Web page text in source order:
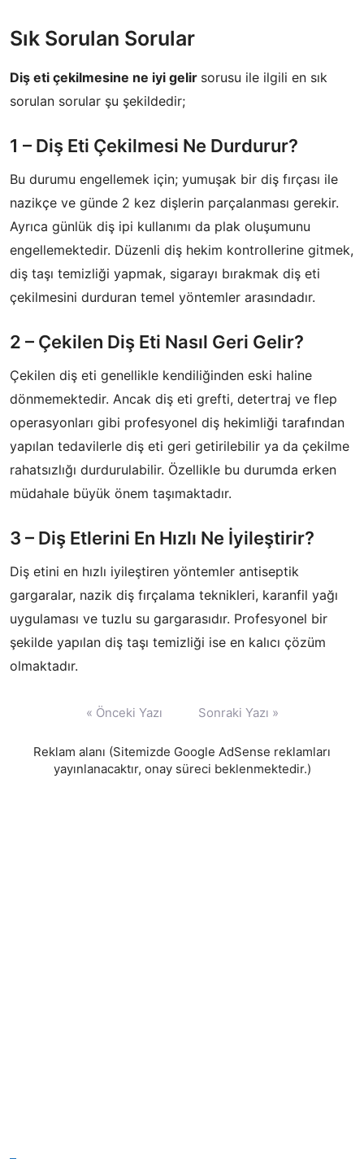
Sık Sorulan Sorular
Diş eti çekilmesine ne iyi gelir sorusu ile ilgili en sık
sorulan sorular şu şekildedir;
1 – Diş Eti Çekilmesi Ne Durdurur?
Bu durumu engellemek için; yumuşak bir diş fırçası ile
nazikçe ve günde 2 kez dişlerin parçalanması gerekir.
Ayrıca günlük diş ipi kullanımı da plak oluşumunu
engellemektedir. Düzenli diş hekim kontrollerine gitmek,
diş taşı temizliği yapmak, sigarayı bırakmak diş eti
çekilmesini durduran temel yöntemler arasındadır.
2 – Çekilen Diş Eti Nasıl Geri Gelir?
Çekilen diş eti genellikle kendiliğinden eski haline
dönmemektedir. Ancak diş eti grefti, detertraj ve flep
operasyonları gibi profesyonel diş hekimliği tarafından
yapılan tedavilerle diş eti geri getirilebilir ya da çekilme
rahatsızlığı durdurulabilir. Özellikle bu durumda erken
müdahale büyük önem taşımaktadır.
3 – Diş Etlerini En Hızlı Ne İyileştirir?
Diş etini en hızlı iyileştiren yöntemler antiseptik
gargaralar, nazik diş fırçalama teknikleri, karanfil yağı
uygulaması ve tuzlu su gargarasıdır. Profesyonel bir
şekilde yapılan diş taşı temizliği ise en kalıcı çözüm
olmaktadır.
« Önceki Yazı Sonraki Yazı »
Reklam alanı (Sitemizde Google AdSense reklamları
yayınlanacaktır, onay süreci beklenmektedir.)